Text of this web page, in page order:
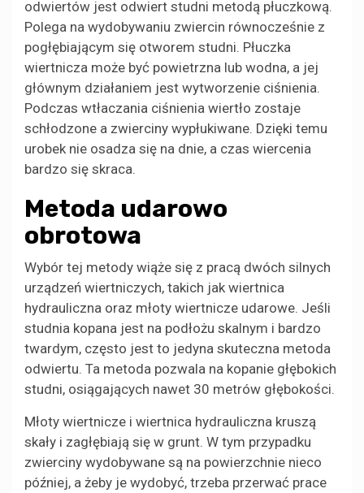
odwiertów jest odwiert studni metodą płuczkową.
Polega na wydobywaniu zwiercin równocześnie z
pogłębiającym się otworem studni. Płuczka
wiertnicza może być powietrzna lub wodna, a jej
głównym działaniem jest wytworzenie ciśnienia.
Podczas wtłaczania ciśnienia wiertło zostaje
schłodzone a zwierciny wypłukiwane. Dzięki temu
urobek nie osadza się na dnie, a czas wiercenia
bardzo się skraca.
Metoda udarowo
obrotowa
Wybór tej metody wiąże się z pracą dwóch silnych
urządzeń wiertniczych, takich jak wiertnica
hydrauliczna oraz młoty wiertnicze udarowe. Jeśli
studnia kopana jest na podłożu skalnym i bardzo
twardym, często jest to jedyna skuteczna metoda
odwiertu. Ta metoda pozwala na kopanie głębokich
studni, osiągających nawet 30 metrów głębokości.
Młoty wiertnicze i wiertnica hydrauliczna kruszą
skały i zagłębiają się w grunt. W tym przypadku
zwierciny wydobywane są na powierzchnie nieco
później, a żeby je wydobyć, trzeba przerwać prace